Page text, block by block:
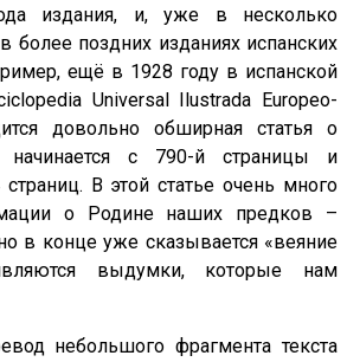
издания, и, уже в несколько
более поздних изданиях испанских
ещё в 1928 году в испанской
Universal Ilustrada Europeo-
довольно обширная статья о
начинается с 790-й страницы и
В этой статье очень много
о Родине наших предков –
в конце уже сказывается «веяние
выдумки, которые нам
небольшого фрагмента текста